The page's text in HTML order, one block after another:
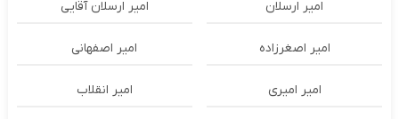
امیر ارسلان امیر ارسلان آقایی
امیر اصغرزاده امیر اصفهانی
امیر امیری امیر انقلاب